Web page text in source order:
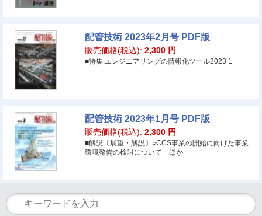
配管技術 2023年2月号 PDF版
販売価格(税込): 2,300 円
■特集:エンジニアリングの情報化ツール2023 1
配管技術 2023年1月号 PDF版
販売価格(税込): 2,300 円
■解説〔展望・解説〕○CCS事業の開始に向けた事業
環境整備の検討について ほか